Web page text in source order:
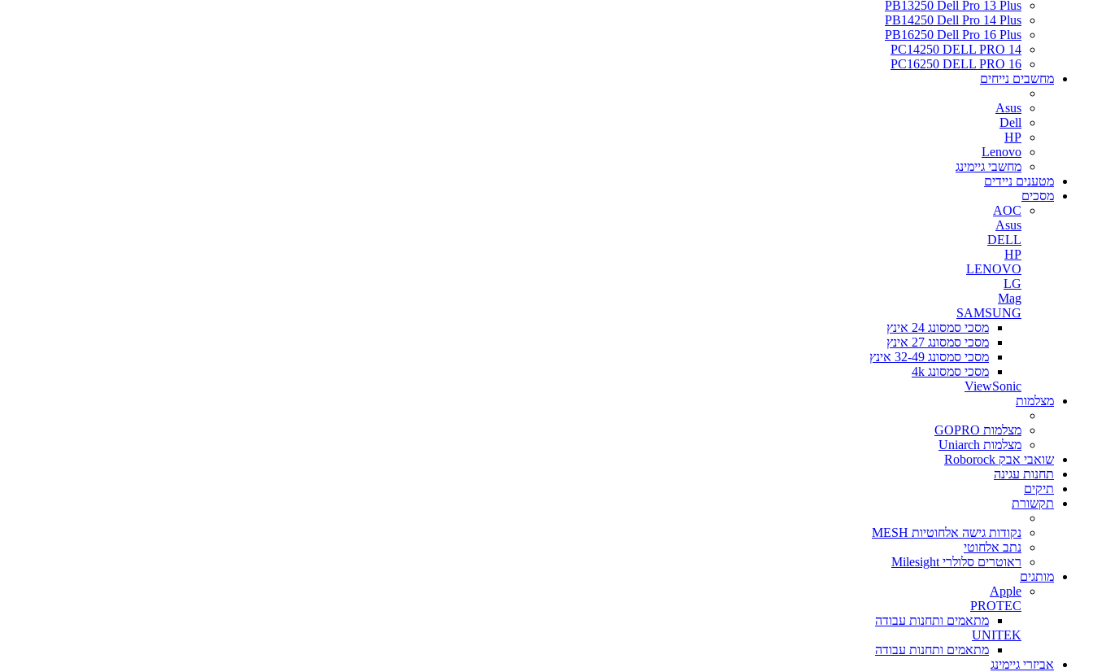
PB13250 Dell Pro 13 Plus
PB14250 Dell Pro 14 Plus
PB16250 Dell Pro 16 Plus
PC14250 DELL PRO 14
PC16250 DELL PRO 16
מחשבים נייחים
Asus
Dell
HP
Lenovo
מחשבי גיימינג
מטענים ניידים
מסכים
AOC
Asus
DELL
HP
LENOVO
LG
Mag
SAMSUNG
מסכי סמסונג 24 אינץ
מסכי סמסונג 27 אינץ
מסכי סמסונג 32-49 אינץ
מסכי סמסונג 4k
ViewSonic
מצלמות
מצלמות GOPRO
מצלמות Uniarch
שואבי אבק Roborock
תחנות עגינה
תיקים
תקשורת
נקודות גישה אלחוטיות MESH
נתב אלחוטי
ראוטרים סלולרי Milesight
מותגים
Apple
PROTEC
מתאמים ותחנות עבודה
UNITEK
מתאמים ותחנות עבודה
אביזרי גיימינג